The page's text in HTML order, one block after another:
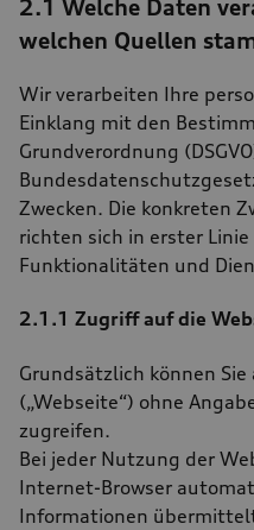
2.1 Welche Daten
welchen Quellen
Wir verarbeiten Ihre
Einklang mit den
Grundverordnung
Zwecken. Die konkreten
richten sich in erster
Funktionalitäten und
2.1.1 Zugriff auf die
Grundsätzlich können
(„Webseite“) ohne
zugreifen.
Bei jeder Nutzung der
Internet-Browser
Informationen